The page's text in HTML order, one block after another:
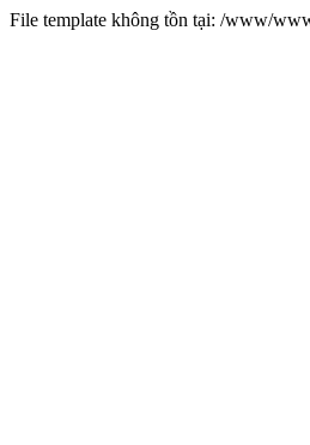
File template không tồn tại: /www/